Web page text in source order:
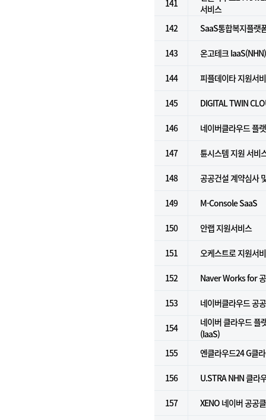
141
서비스
142
SaaS통합복지플랫
143 온고테크
144 피플데이타 지원서
145 DIGITAL TWIN
146 네이버클라우드 플
147 튠시스템 지원 서비
148 공공건설 계약심사
149 M-Console SaaS
150 안랩 지원서비스
151 오케스트로 지원서
152 Naver Works for
153 네이버클라우드 공
154
네이버 클라우드 플
(IaaS)
155
엔클라우드24 G클
156 U.STRA NHN 클라
157 XENO 네이버 공공